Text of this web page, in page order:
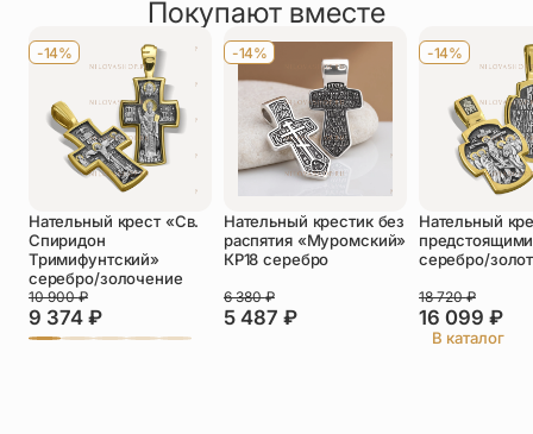
Оставить отзыв
*
Отзыв*
Прикрепить фото
Покупают вместе
-14%
Нательный крест «Св.
Спиридон
Тримифунтский»
серебро/золочение
9 374 ₽
10 900₽
-14%
Нательный крестик без
распятия «Муромский»
КР18 серебро
5 487 ₽
6 380₽
-14%
Нательный
серебро/
16 099 ₽
18 720₽
В каталог